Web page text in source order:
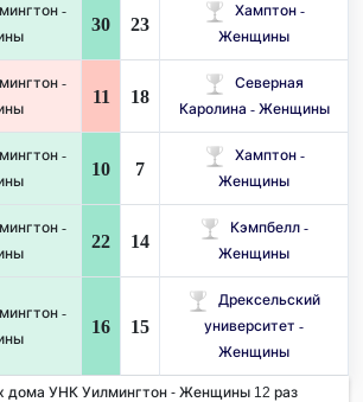
-
30 23
Хамптон -
Женщины
-
11 18
Северная
Каролина - Женщины
-
10 7
Хамптон -
Женщины
-
22 14
Кэмпбелл -
Женщины
-
16 15
Дрексельский
университет -
Женщины
дома УНК Уилмингтон - Женщины 12 раз